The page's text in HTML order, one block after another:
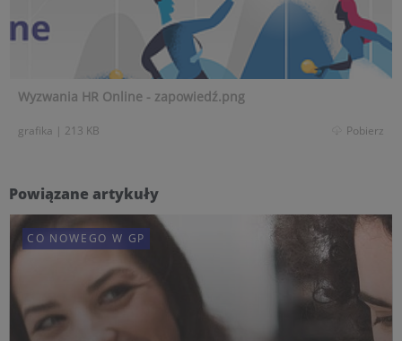
Wyzwania HR Online - zapowiedź.png
grafika | 213 KB Pobierz
Powiązane artykuły
CO NOWEGO W GP